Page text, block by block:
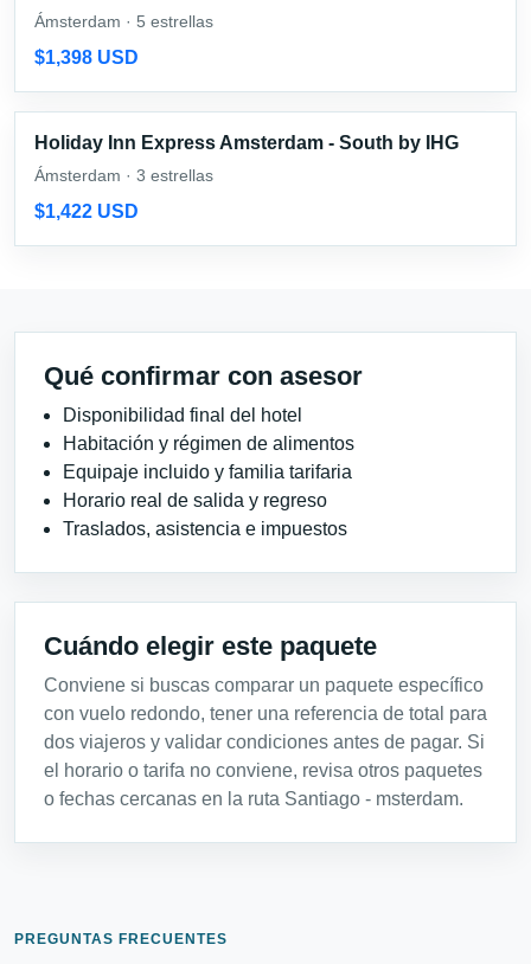
Ámsterdam · 5 estrellas
$1,398 USD
Holiday Inn Express Amsterdam - South by IHG
Ámsterdam · 3 estrellas
$1,422 USD
Qué confirmar con asesor
Disponibilidad final del hotel
Habitación y régimen de alimentos
Equipaje incluido y familia tarifaria
Horario real de salida y regreso
Traslados, asistencia e impuestos
Cuándo elegir este paquete
Conviene si buscas comparar un paquete específico
con vuelo redondo, tener una referencia de total para
dos viajeros y validar condiciones antes de pagar. Si
el horario o tarifa no conviene, revisa otros paquetes
o fechas cercanas en la ruta Santiago - msterdam.
PREGUNTAS FRECUENTES